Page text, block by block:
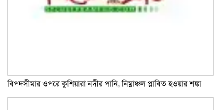
বিপদসীমার ওপরে কুশিয়ারা নদীর পানি, নিম্নাঞ্চল প্লাবিত হওয়ার শঙ্কা